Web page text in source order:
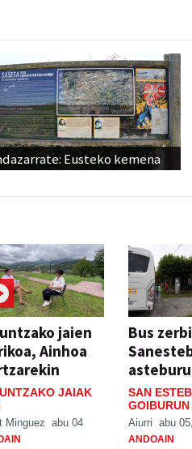
Eusteko kemena
jaien
Ainhoa
JAIAK
Minguez abu 04
Bus
SAN
Aiurri abu
ANDOAIN